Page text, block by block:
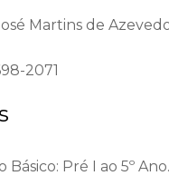
Martins de
2071
Básico: Pré I ao 5º Ano.